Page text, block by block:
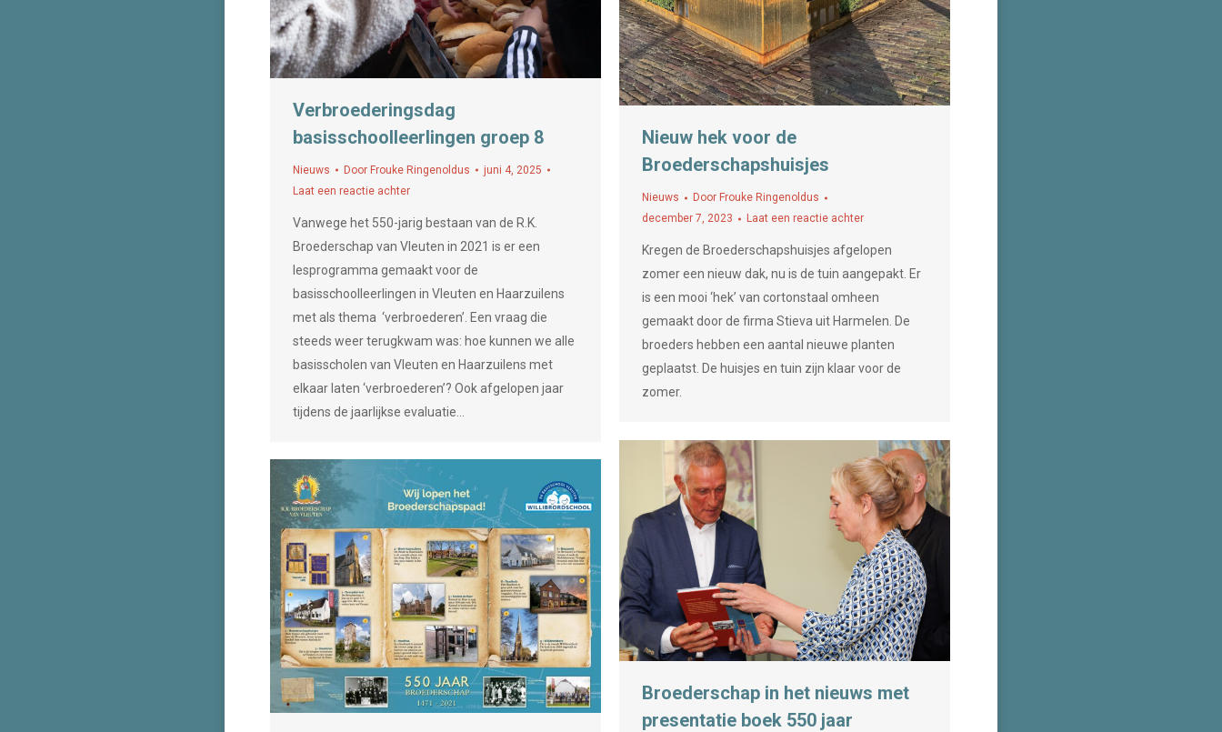
Verbroederingsdag
basisschoolleerlingen groep 8
Nieuws Door Frouke Ringenoldus
juni 4, 2025
Laat een reactie achter
Vanwege het 550-jarig bestaan van de R.K.
Broederschap van Vleuten in 2021 is er een
lesprogramma gemaakt voor de
basisschoolleerlingen in Vleuten en Haarzuilens
met als thema ‘verbroederen’. Een vraag die
steeds weer terugkwam was: hoe kunnen we alle
basisscholen van Vleuten en Haarzuilens met
elkaar laten ‘verbroederen’? Ook afgelopen jaar
tijdens de jaarlijkse evaluatie…
Nieuw hek voor de
Broederschapshuisjes
Nieuws Door Frouke Ringenoldus
december 7, 2023
Laat een reactie achter
Kregen de Broederschapshuisjes afgelopen
zomer een nieuw dak, nu is de tuin aangepakt. Er
is een mooi ‘hek’ van cortonstaal omheen
gemaakt door de firma Stieva uit Harmelen. De
broeders hebben een aantal nieuwe planten
geplaatst. De huisjes en tuin zijn klaar voor de
zomer.
Broederschap in het nieuws met
presentatie boek 550 jaar